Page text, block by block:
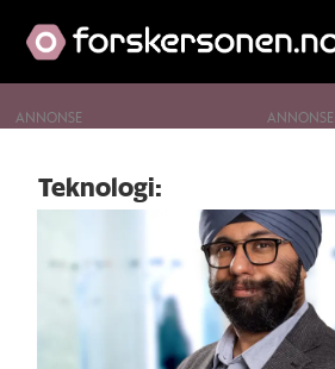
Teknologi
forskersonen
ANNONSE
Teknologi: